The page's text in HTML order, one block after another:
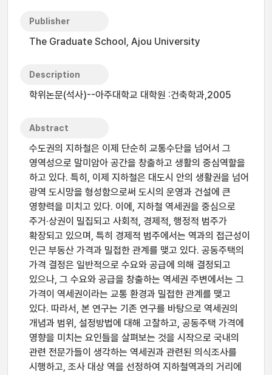
Publisher
The Graduate School, Ajou University
Description
학위논문(석사)--아주대학교 대학원 :건축학과,2005
Abstract
수도권의 지하철은 이제 단순히 교통수단을 넘어서 그
영역성으로 말미암아 공간을 창출하고 생활의 중심역할을
하고 있다. 특히, 이제 지하철은 대도시 안의 생활권을 넘어
광역 도시망을 형성함으로써 도시의 운영과 건설에 큰
영향력을 미치고 있다. 이에, 지하철 역세권을 중심으로
주거·상권이 밀집되고 사회적, 경제적, 행정적 범주가
확장되고 있으며, 특히 경제적 범주에서는 역과의 접근성이
인근 부동산 가격과 밀접한 관계를 맺고 있다. 공동주택의
가격 결정은 일반적으로 수요와 공급에 의해 결정되고
있으나, 그 수요와 공급을 창출하는 역세권 주변에서는 그
가격이 역세권이라는 교통 환경과 밀접한 관계를 맺고
있다. 따라서, 본 연구는 기존 연구를 바탕으로 역세권의
개념과 범위, 설정방법에 대해 고찰하고, 공동주택 가격에
영향을 미치는 요인들을 살펴보는 것을 시작으로 국내의
관련 전문가들이 생각하는 역세권과 관련된 의식조사를
시행하고, 조사 대상 역을 선정하여 지하철역과의 거리에